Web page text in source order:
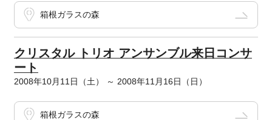
箱根ガラスの森
クリスタル トリオ アンサンブル来日コンサ
ート
2008年10月11日（土） ～ 2008年11月16日（日）
箱根ガラスの森